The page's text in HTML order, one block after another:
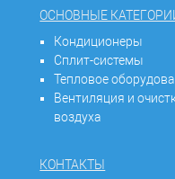
ОСНОВНЫЕ
Кондиционеры
Сплит-системы
Тепловое
Вентиляция и
воздуха
КОНТАКТЫ